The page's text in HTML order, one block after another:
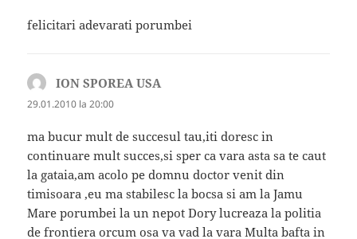
felicitari adevarati porumbei
ION SPOREA USA
29.01.2010 la 20:00
ma bucur mult de succesul tau,iti doresc in
continuare mult succes,si sper ca vara asta sa te caut
la gataia,am acolo pe domnu doctor venit din
timisoara ,eu ma stabilesc la bocsa si am la Jamu
Mare porumbei la un nepot Dory lucreaza la politia
de frontiera orcum osa va vad la vara Multa bafta in